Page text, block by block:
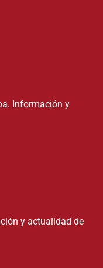
Información y
y actualidad de